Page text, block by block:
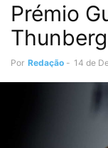
Prémio
Por Redação - 14 de